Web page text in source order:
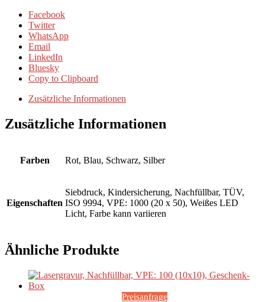
Facebook
Twitter
WhatsApp
Email
LinkedIn
Bluesky
Copy to Clipboard
Zusätzliche Informationen
Zusätzliche Informationen
Farben Rot, Blau, Schwarz, Silber
Eigenschaften
Siebdruck, Kindersicherung, Nachfüllbar, TÜV,
ISO 9994, VPE: 1000 (20 x 50), Weißes LED
Licht, Farbe kann variieren
Ähnliche Produkte
Preisanfrage